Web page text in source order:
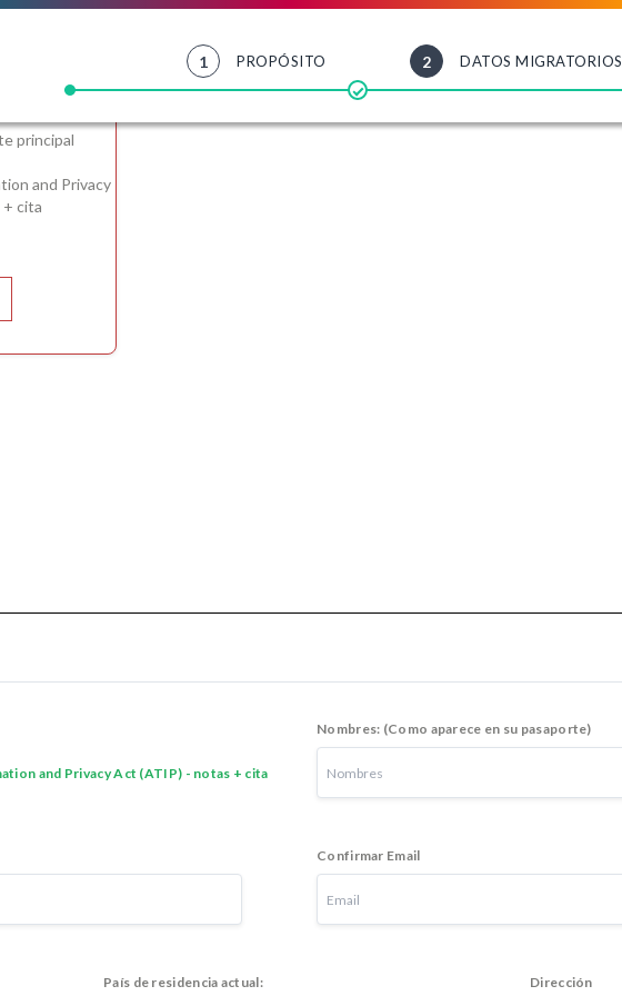
principal
and Privacy
cita
1 PROPÓSITO 2 DATOS MIGRATORIOS
and Privacy Act (ATIP) - notas + cita
Nombres: (Como aparece en su pasaporte)
Confirmar Email
País de residencia actual: Dirección